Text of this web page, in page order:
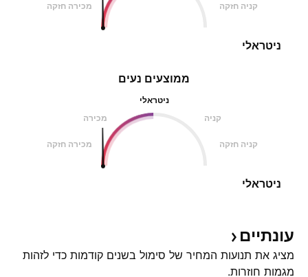
מכירה חזקה קניה חזקה
ניטראלי
ממוצעים נעים
ניטראלי
מכירה
קניה
מכירה חזקה קניה חזקה
ניטראלי
עונתיים
מציג את תנועות המחיר של סימול בשנים קודמות כדי לזהות
מגמות חוזרות.